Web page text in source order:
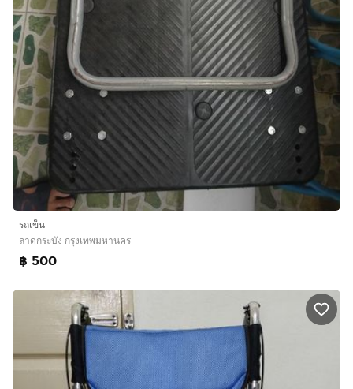
รถเข็น
ลาดกระบัง กรุงเทพมหานคร
฿ 500